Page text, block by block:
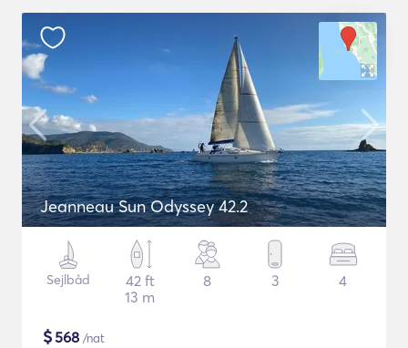
Jeanneau Sun Odyssey 42.2
Sejlbåd
42 ft
13 m
8 3 4
$568 /nat